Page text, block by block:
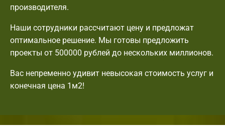
производителя.
Наши сотрудники рассчитают цену и предложат
оптимальное решение. Мы готовы предложить
проекты от 500000 рублей до нескольких миллионов.
Вас непременно удивит невысокая стоимость услуг и
конечная цена 1м2!